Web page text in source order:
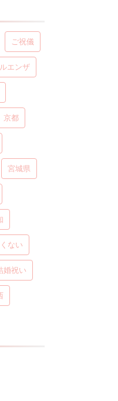
ご祝儀
エンザ
京都
宮城県
ない
婚祝い